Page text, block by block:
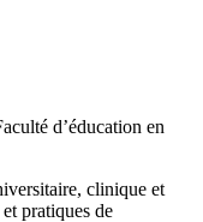
d’éducation en
clinique et
pratiques de